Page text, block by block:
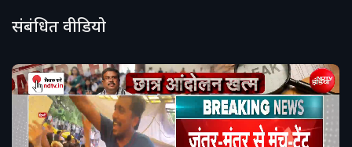
संबंधित वीडियो